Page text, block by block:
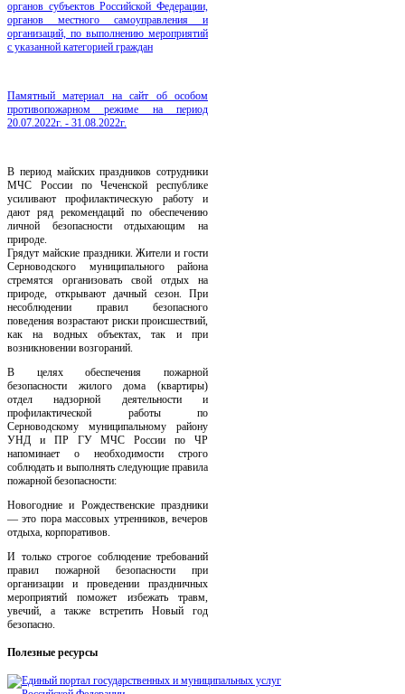
органов субъектов Российской Федерации,
органов местного самоуправления и
организаций, по выполнению мероприятий
с указанной категорией граждан
Памятный материал на сайт об особом
противопожарном режиме на период
20.07.2022г. - 31.08.2022г.
В период майских праздников сотрудники
МЧС России по Чеченской республике
усиливают профилактическую работу и
дают ряд рекомендаций по обеспечению
личной безопасности отдыхающим на
природе.
Грядут майские праздники. Жители и гости
Серноводского муниципального района
стремятся организовать свой отдых на
природе, открывают дачный сезон. При
несоблюдении правил безопасного
поведения возрастают риски происшествий,
как на водных объектах, так и при
возникновении возгораний.
В целях обеспечения пожарной
безопасности жилого дома (квартиры)
отдел надзорной деятельности и
профилактической работы по
Серноводскому муниципальному району
УНД и ПР ГУ МЧС России по ЧР
напоминает о необходимости строго
соблюдать и выполнять следующие правила
пожарной безопасности:
Новогодние и Рождественские праздники
— это пора массовых утренников, вечеров
отдыха, корпоративов.
И только строгое соблюдение требований
правил пожарной безопасности при
организации и проведении праздничных
мероприятий поможет избежать травм,
увечий, а также встретить Новый год
безопасно.
Полезные ресурсы